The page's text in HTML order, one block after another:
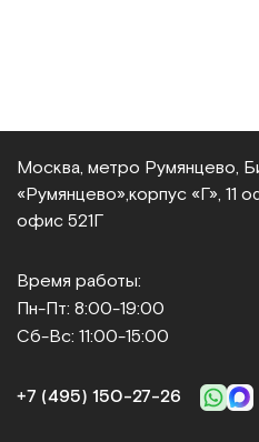
Москва, метро Румянцево,
«Румянцево», корпус «Г», 11
офис 521Г
Время работы:
Пн-Пт: 8:00-19:00
Сб-Вс: 11:00-15:00
+7 (495) 150‑27‑26